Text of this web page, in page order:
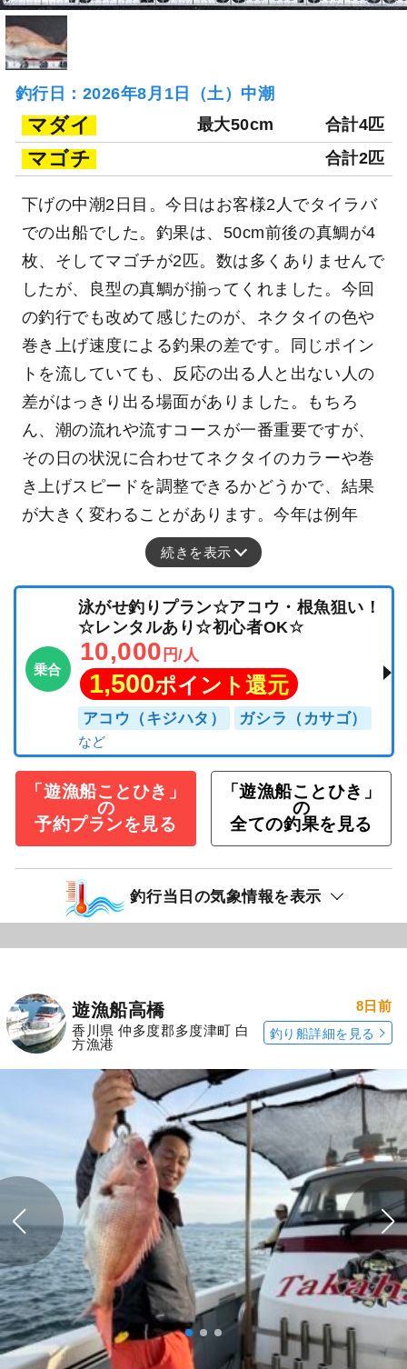
釣行日：2026年8月1日（土）中潮
マダイ 最大50cm 合計4匹
マゴチ 合計2匹
下げの中潮2日目。今日はお客様2人でタイラバ
での出船でした。釣果は、50cm前後の真鯛が4
枚、そしてマゴチが2匹。数は多くありませんで
したが、良型の真鯛が揃ってくれました。今回
の釣行でも改めて感じたのが、ネクタイの色や
巻き上げ速度による釣果の差です。同じポイン
トを流していても、反応の出る人と出ない人の
差がはっきり出る場面がありました。もちろ
ん、潮の流れや流すコースが一番重要ですが、
その日の状況に合わせてネクタイのカラーや巻
き上げスピードを調整できるかどうかで、結果
が大きく変わることがあります。今年は例年
続きを表示
乗合
泳がせ釣りプラン☆アコウ・根魚狙い！
☆レンタルあり☆初心者OK☆
10,000 円/人
1,500ポイント還元
アコウ（キジハタ） ガシラ（カサゴ）
「遊漁船ことひき」
の
予約プランを見る
「遊漁船ことひき」
の
全ての釣果を見る
釣行当日の気象情報を表示
遊漁船高橋
香川県 仲多度郡多度津町 白
方漁港
8日前
釣り船詳細を見る